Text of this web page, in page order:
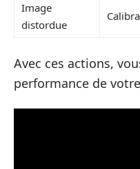
Image
distordue
Avec ces actions,
performance de votre